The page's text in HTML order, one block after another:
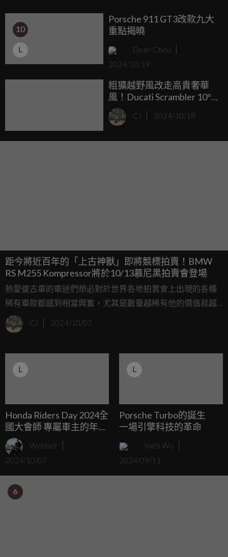
10
L
Porsche 911 GT3改款九大
重點揭曉
Dean Chou
2024/10/19
粗獷越野風改走高貴奢華
風！Ducati Scrambler 10°
Anniversario Rizoma
Edition全球限量500台正式
CJ 2024/10/18
距今將近百年的「上古神獸」即將競標拍賣！BMW
RS M255 Kompressor將於10/13慕尼黑拍賣會登場
熱愛復古車的車迷們想必對於世界各地拍賣會上出現的各種
稀有車款都感到相當興奮，尤其是數量越稀有他的價值就越
高，也讓這些稀有車款離不少車迷們越來越遠。但如果你的
口袋夠深，不妨可以來看看這款「上古神獸」1930年代出廠
CJ 2024/10/07
L
Honda Riders Day 2024全
國大會師 專屬車主的年度
盛會 盡情享受豐富的活
動、高雄在地美食佳餚、
精美獎品及滿滿的騎乘樂
趣
Webber
2024/10/07
L
Porsche Turbo的誕生
一場引擎科技的革命
Yueh Wu
2024/09/11
6